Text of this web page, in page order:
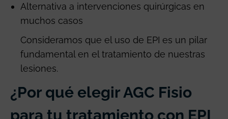
Alternativa a intervenciones quirúrgicas en
muchos casos
Consideramos que el uso de EPI es un pilar
fundamental en el tratamiento de nuestras
lesiones.
¿Por qué elegir AGC Fisio
para tu tratamiento con EPI